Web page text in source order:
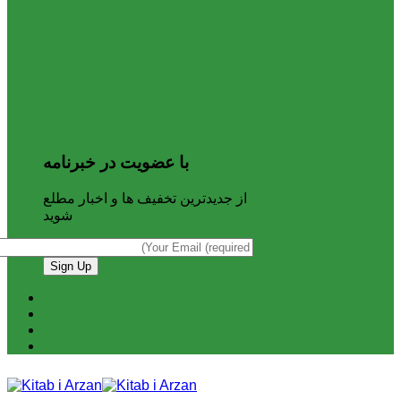
با عضویت در خبرنامه
از جدیدترین تخفیف ها و اخبار مطلع
شوید